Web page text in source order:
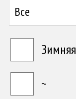
Все
Зимняя
~